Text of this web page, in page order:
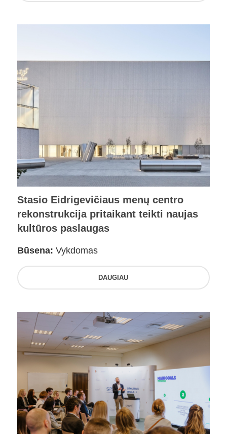
Stasio Eidrigevičiaus menų centro
rekonstrukcija pritaikant teikti naujas
kultūros paslaugas
Būsena: Vykdomas
DAUGIAU